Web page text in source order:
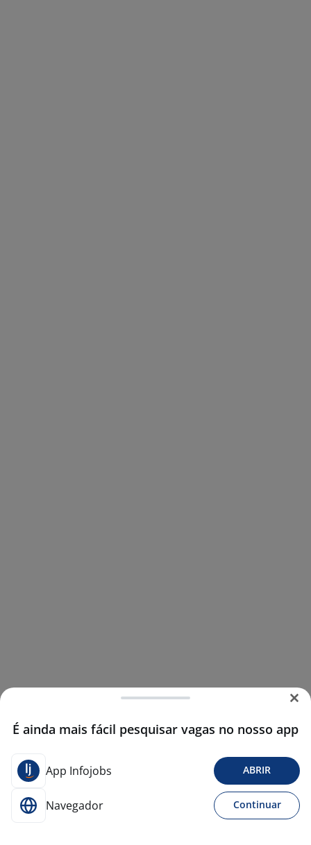
É ainda mais fácil pesquisar vagas no nosso app
App Infojobs ABRIR
Navegador Continuar